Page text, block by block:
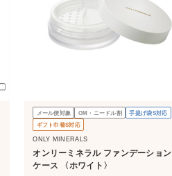
メール便対象 OM・ニードル割
手提げ袋S対応
ギフト巾着S対応
ONLY MINERALS
オンリーミネラル ファンデーション
ケース 〈ホワイト〉